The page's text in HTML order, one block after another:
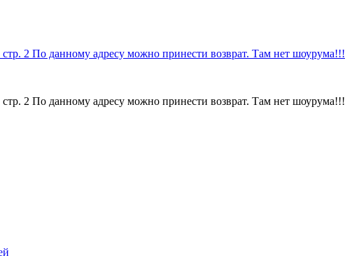
2 По данному адресу можно принести возврат. Там нет шоурума!!!
2 По данному адресу можно принести возврат. Там нет шоурума!!!